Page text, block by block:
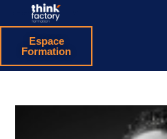
Espace
Formation